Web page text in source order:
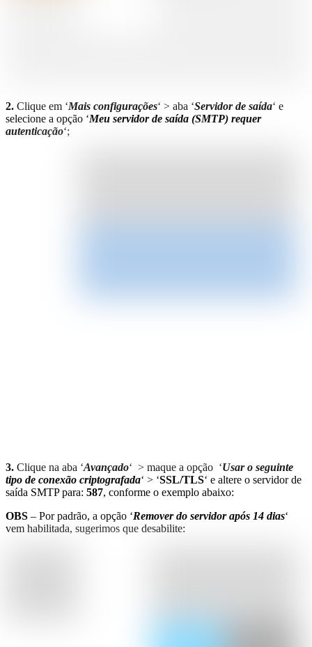
2. Clique em ‘Mais configurações‘ > aba ‘Servidor de saída‘ e
selecione a opção ‘Meu servidor de saída (SMTP) requer
autenticação‘;
3. Clique na aba ‘Avançado‘ > maque a opção ‘Usar o seguinte
tipo de conexão criptografada‘ > ‘SSL/TLS‘ e altere o servidor de
saída SMTP para: 587, conforme o exemplo abaixo:
OBS – Por padrão, a opção ‘Remover do servidor após 14 dias‘
vem habilitada, sugerimos que desabilite: